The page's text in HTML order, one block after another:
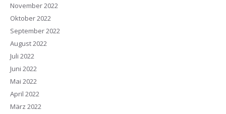
November 2022
Oktober 2022
September 2022
August 2022
Juli 2022
Juni 2022
Mai 2022
April 2022
März 2022